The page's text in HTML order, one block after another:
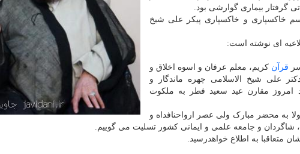
گرفتار بیماری گوارشی بود.
خاکسپاری و خاکسپاری پیکر علی شیخ
ای نوشته است:
قرآن کریم، معلم عرفان و اسوه اخلاق و
علی شیخ الاسلامی چهره ماندگار و
امروز مقارن عید سعید فطر به ملکوت
به محضر مبارک ولی عصر ارواحنافداه و
شاگردان و جامعه علمی و ایمانی کشور تسلیت می گوییم.
متعاقبا به اطلاع خواهدرسید.